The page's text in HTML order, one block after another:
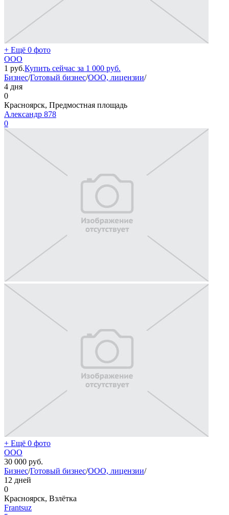
+ Ещё 0 фото
OOO
1 руб.Купить сейчас за 1 000 руб.
Бизнес/Готовый бизнес/ООО, лицензии/
4 дня
0
Красноярск, Предмостная площадь
Александр 878
0
+ Ещё 0 фото
ООО
30 000 руб.
Бизнес/Готовый бизнес/ООО, лицензии/
12 дней
0
Красноярск, Взлётка
Frantsuz